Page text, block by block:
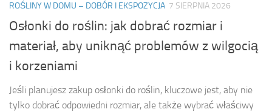
ROŚLINY W DOMU – DOBÓR I EKSPOZYCJA 7 SIERPNIA 2026
Osłonki do roślin: jak dobrać rozmiar i
materiał, aby uniknąć problemów z wilgocią
i korzeniami
Jeśli planujesz zakup osłonki do roślin, kluczowe jest, aby nie
tylko dobrać odpowiedni rozmiar, ale także wybrać właściwy